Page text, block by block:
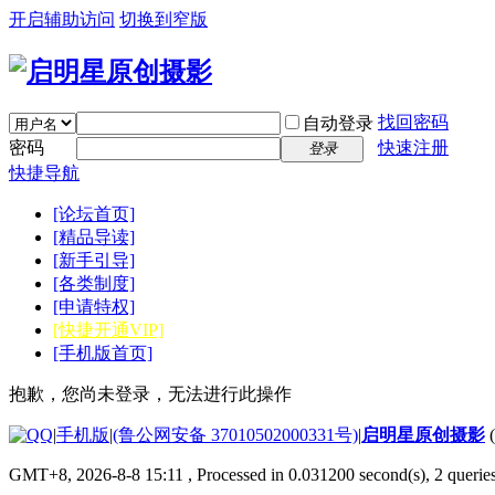
开启辅助访问 切换到窄版
自动登录 找回密码
密码
登录
快速注册
快捷导航
[论坛首页]
[精品导读]
[新手引导]
[各类制度]
[申请特权]
[快捷开通VIP]
[手机版首页]
抱歉，您尚未登录，无法进行此操作
|手机版|(鲁公网安备 37010502000331号)|启明星原创摄影
GMT+8, 2026-8-8 15:11 , Processed in 0.031200 second(s), 2